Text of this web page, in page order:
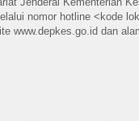
nomor hotline <kode
www.depkes.go.id dan